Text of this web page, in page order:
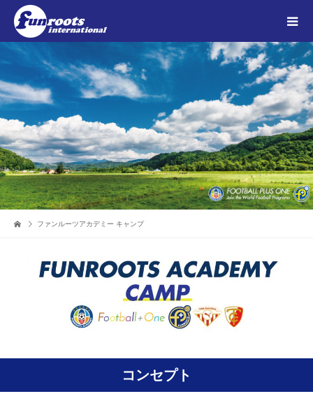
ファンルーツアカデミー キャンプ
コンセプト